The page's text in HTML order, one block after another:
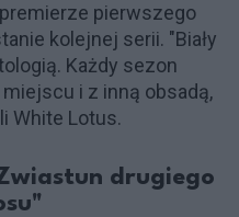
pierwszego
kolejnej serii. "Biały
Każdy sezon
i z inną obsadą,
White Lotus.
drugiego